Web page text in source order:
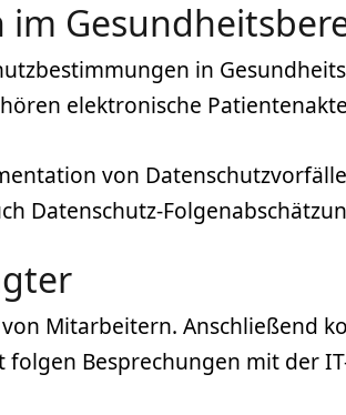
in
elektronische
von
Datenschutz-
Mitarbeitern. Anschließend
Besprechungen mit der